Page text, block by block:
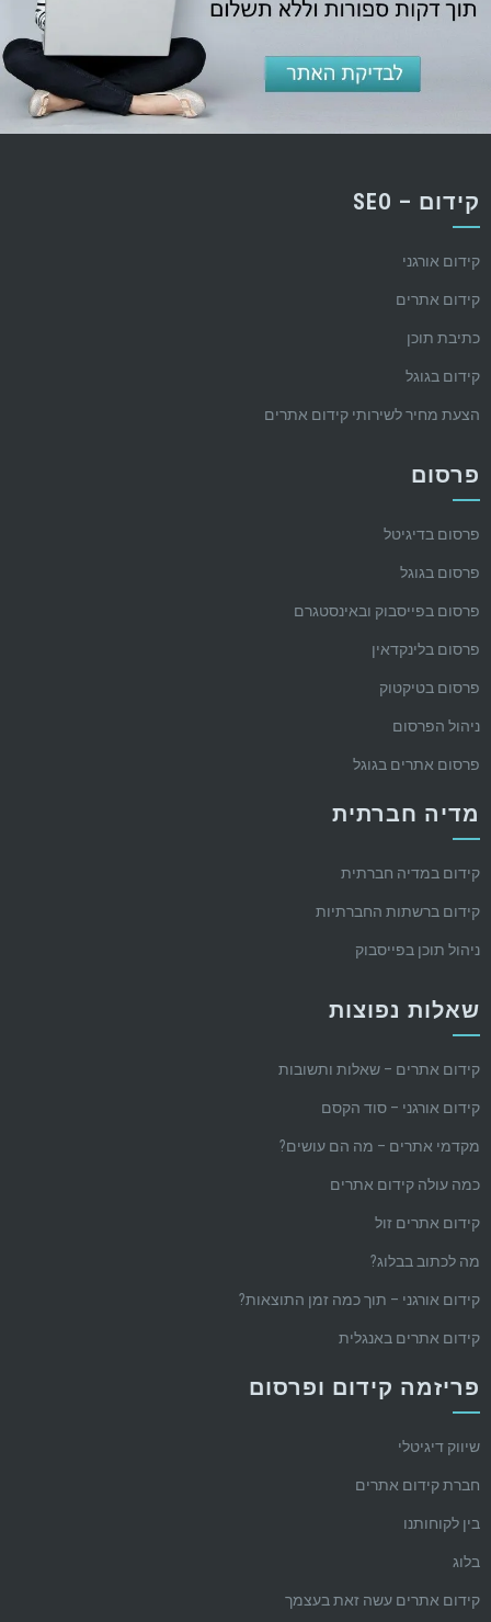
קידום – SEO
קידום אורגני
קידום אתרים
כתיבת תוכן
קידום בגוגל
הצעת מחיר לשירותי קידום אתרים
פרסום
פרסום בדיגיטל
פרסום בגוגל
פרסום בפייסבוק ובאינסטגרם
פרסום בלינקדאין
פרסום בטיקטוק
ניהול הפרסום
פרסום אתרים בגוגל
מדיה חברתית
קידום במדיה חברתית
קידום ברשתות החברתיות
ניהול תוכן בפייסבוק
שאלות נפוצות
קידום אתרים – שאלות ותשובות
קידום אורגני – סוד הקסם
מקדמי אתרים – מה הם עושים?
כמה עולה קידום אתרים
קידום אתרים זול
מה לכתוב בבלוג?
קידום אורגני – תוך כמה זמן התוצאות?
קידום אתרים באנגלית
פריזמה קידום ופרסום
שיווק דיגיטלי
חברת קידום אתרים
בין לקוחותנו
בלוג
קידום אתרים עשה זאת בעצמך